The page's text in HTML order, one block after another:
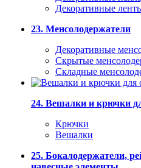
Декоративные
23. Менсолодержатели
Декоративные
Скрытые
Складные
24. Вешалки и крючки
Крючки
Вешалки
25. Бокалодержатели,